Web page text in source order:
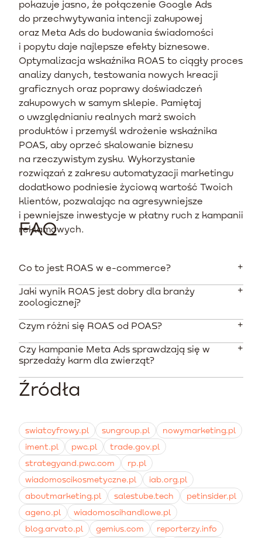
pokazuje jasno, że połączenie Google Ads
do przechwytywania intencji zakupowej
oraz Meta Ads do budowania świadomości
i popytu daje najlepsze efekty biznesowe.
Optymalizacja wskaźnika ROAS to ciągły proces
analizy danych, testowania nowych kreacji
graficznych oraz poprawy doświadczeń
zakupowych w samym sklepie. Pamiętaj
o uwzględnianiu realnych marż swoich
produktów i przemyśl wdrożenie wskaźnika
POAS, aby oprzeć skalowanie biznesu
na rzeczywistym zysku. Wykorzystanie
rozwiązań z zakresu automatyzacji marketingu
dodatkowo podniesie życiową wartość Twoich
klientów, pozwalając na agresywniejsze
i pewniejsze inwestycje w płatny ruch z kampanii
reklamowych.
FAQ
Co to jest ROAS w e-commerce?
Wskaźnik zwrotu z nakładów na reklamę. Mierzy
kampanii reklamowej w stosunku do kosztów jej
Jaki wynik ROAS jest dobry dla branży
zoologicznej?
produktów. Dla wysokomarżowych akcesoriów wynik
rzędu 400% może być wysoce zyskowny, podczas gdy
1000% bywa niewystarczający do pokrycia kosztów.
Czym różni się ROAS od POAS?
ROAS opiera się na przychodzie całkowitym, natomiast
produktu i zysk brutto wygenerowany przez kampanię
reklamową, co jest znacznie dokładniejszym
Czy kampanie Meta Ads sprawdzają się w
sprzedaży karm dla zwierząt?
Tak, zwłaszcza w połączeniu z retargetingiem oraz w
konsumenta i budowania silnej świadomości wizualnej.
Źródła
swiatcyfrowy.pl sungroup.pl
nowymarketing.pl
iment.pl
pwc.pl
trade.gov.pl
strategyand.pwc.com
rp.pl
wiadomoscikosmetyczne.pl
iab.org.pl
aboutmarketing.pl
salestube.tech
petinsider.pl
ageno.pl
wiadomoscihandlowe.pl
blog.arvato.pl
gemius.com
reporterzy.info